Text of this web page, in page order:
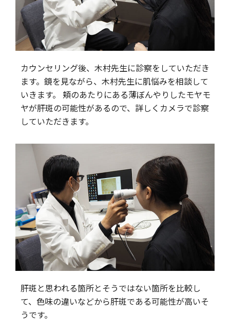
カウンセリング後、木村先生に診察をしていただき
ます。鏡を見ながら、木村先生に肌悩みを相談して
いきます。 頬のあたりにある薄ぼんやりしたモヤモ
ヤが肝斑の可能性があるので、詳しくカメラで診察
していただきます。
肝斑と思われる箇所とそうではない箇所を比較し
て、色味の違いなどから肝斑である可能性が高いそ
うです。